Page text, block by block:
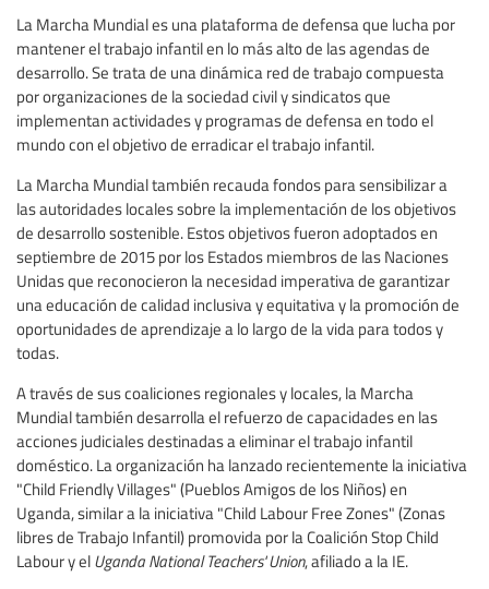
La Marcha Mundial es una plataforma de defensa que lucha por
mantener el trabajo infantil en lo más alto de las agendas de
desarrollo. Se trata de una dinámica red de trabajo compuesta
por organizaciones de la sociedad civil y sindicatos que
implementan actividades y programas de defensa en todo el
mundo con el objetivo de erradicar el trabajo infantil.
La Marcha Mundial también recauda fondos para sensibilizar a
las autoridades locales sobre la implementación de los objetivos
de desarrollo sostenible. Estos objetivos fueron adoptados en
septiembre de 2015 por los Estados miembros de las Naciones
Unidas que reconocieron la necesidad imperativa de garantizar
una educación de calidad inclusiva y equitativa y la promoción de
oportunidades de aprendizaje a lo largo de la vida para todos y
todas.
A través de sus coaliciones regionales y locales, la Marcha
Mundial también desarrolla el refuerzo de capacidades en las
acciones judiciales destinadas a eliminar el trabajo infantil
doméstico. La organización ha lanzado recientemente la iniciativa
"Child Friendly Villages" (Pueblos Amigos de los Niños) en
Uganda, similar a la iniciativa "Child Labour Free Zones" (Zonas
libres de Trabajo Infantil) promovida por la Coalición Stop Child
Labour y el Uganda National Teachers' Union, afiliado a la IE.